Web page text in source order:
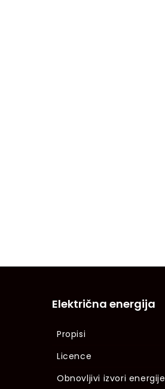
Električna energija
Propisi
Licence
Obnovljivi izvori energije